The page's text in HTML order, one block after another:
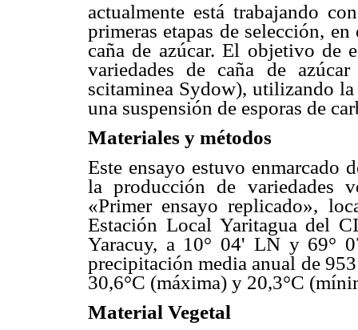
actualmente está trabajando
primeras etapas de selección,
caña de azúcar. El objetivo de
variedades de caña de
scitaminea Sydow), utilizando
una suspensión de esporas de
Materiales y métodos
Este ensayo estuvo enmarcado
la producción de variedades
«Primer ensayo replicado»,
Estación Local Yaritagua del
Yaracuy, a 10° 04' LN y 69°
precipitación media anual de
30,6°C (máxima) y 20,3°C
Material Vegetal